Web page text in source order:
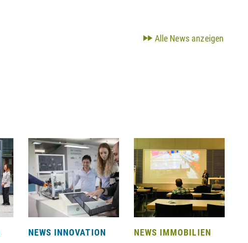
Alle News anzeigen
NEWS INNOVATION NEWS IMMOBILIEN